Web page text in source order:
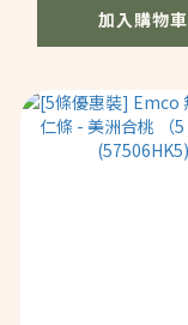
加入購物車